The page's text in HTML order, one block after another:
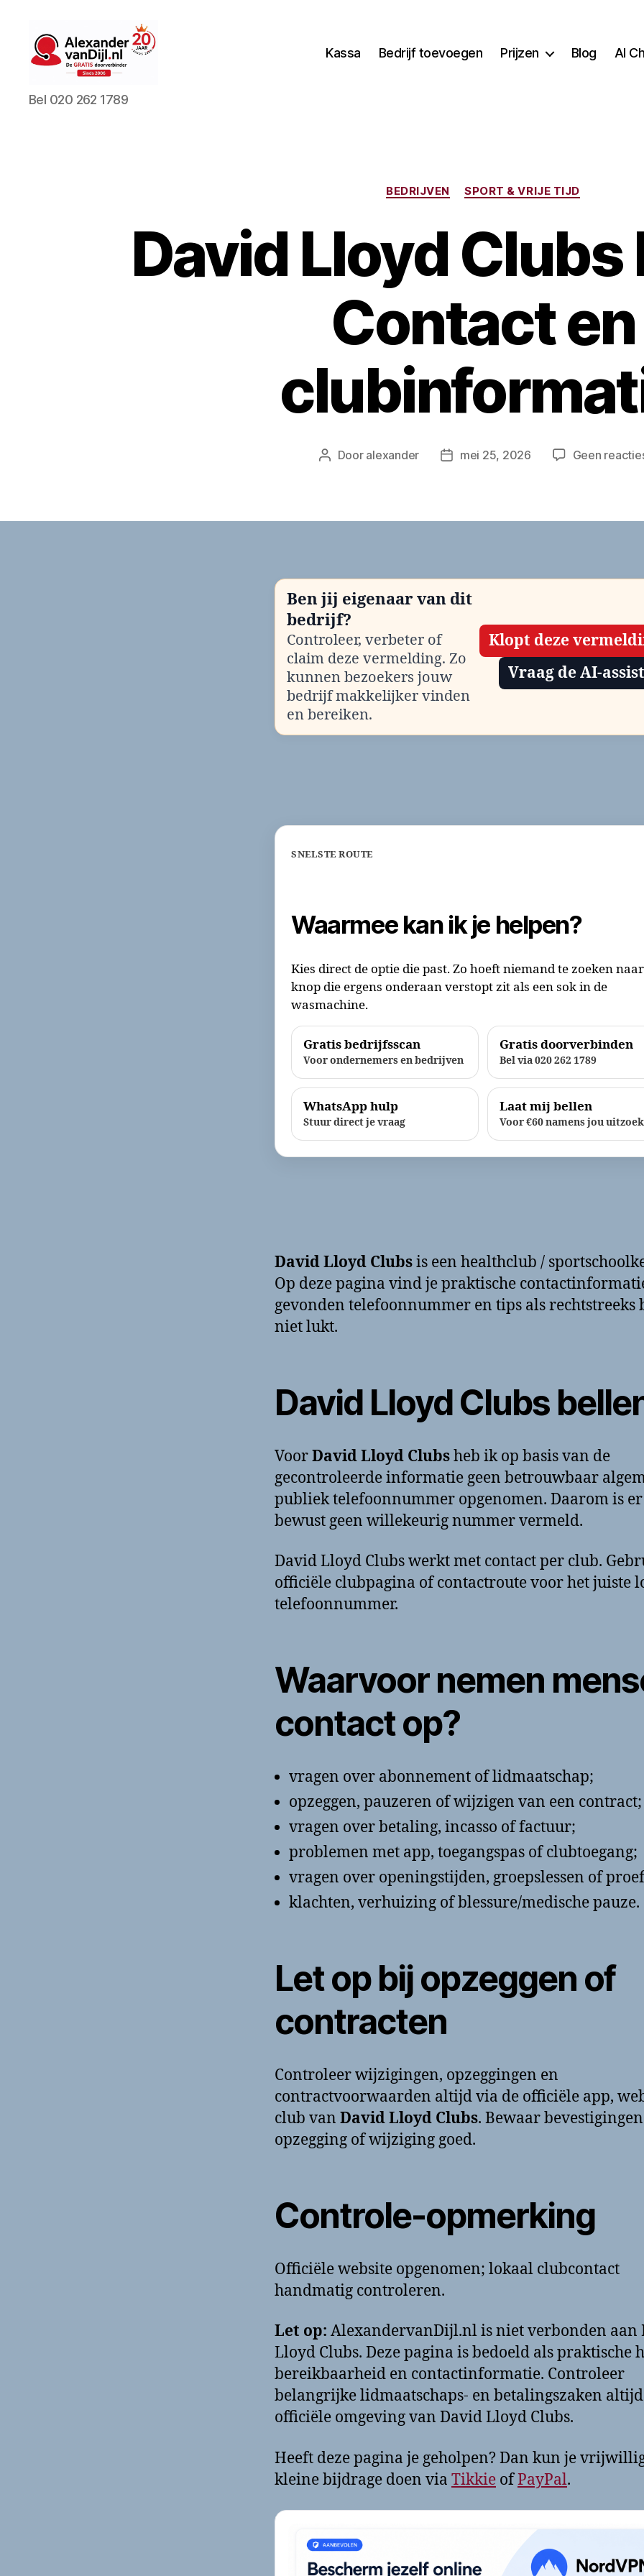
AlexandervanDijl.nl
Bel 020 262 1789
Kassa Bedrijf toevoegen Prijzen Blog AI
Categorieën
BEDRIJVEN SPORT & VRIJE TIJD
David Lloyd Clubs
Contact en
Berichtauteur
Door alexander Berichtdatum
mei 25, 2026 Geen
Ben jij eigenaar van dit
bedrijf?
Controleer, verbeter of
claim deze vermelding. Zo
kunnen bezoekers jouw
bedrijf makkelijker vinden
en bereiken.
Klopt deze
Vraag de AI-
SNELSTE ROUTE
Waarmee kan ik je helpen?
Kies direct de optie die past. Zo hoeft niemand te zoeken
knop die ergens onderaan verstopt zit als een sok in de
wasmachine.
Gratis bedrijfsscan
Voor ondernemers en bedrijven
Gratis doorverbinden
Bel via 020 262 1789
WhatsApp hulp
Stuur direct je vraag
Laat mij bellen
Voor €60 namens jou
David Lloyd Clubsis een healthclub /
Op deze pagina vind je praktische
gevonden telefoonnummer en tips als rechtstreeks
niet lukt.
David Lloyd Clubs
VoorDavid Lloyd Clubsheb ik op basis van de
gecontroleerde informatie geen betrouwbaar
publiek telefoonnummer opgenomen. Daarom is er
bewust geen willekeurig nummer vermeld.
David Lloyd Clubs werkt met contact per club.
officiële clubpagina of contactroute voor het juiste
telefoonnummer.
Waarvoor nemen
contact op?
vragen over abonnement of lidmaatschap;
opzeggen, pauzeren of wijzigen van een contract;
vragen over betaling, incasso of factuur;
problemen met app, toegangspas of clubtoegang;
vragen over openingstijden, groepslessen of
klachten, verhuizing of blessure/medische pauze.
Let op bij opzeggen of
contracten
Controleer wijzigingen, opzeggingen en
contractvoorwaarden altijd via de officiële app,
club van David Lloyd Clubs. Bewaar
opzegging of wijziging goed.
Controle-opmerking
Officiële website opgenomen; lokaal clubcontact
handmatig controleren.
Let op: AlexandervanDijl.nl is niet verbonden aan
Lloyd Clubs. Deze pagina is bedoeld als praktische
bereikbaarheid en contactinformatie. Controleer
belangrijke lidmaatschaps- en betalingszaken
officiële omgeving van David Lloyd Clubs.
Heeft deze pagina je geholpen? Dan kun je
kleine bijdrage doen via Tikkie ofPayPal.